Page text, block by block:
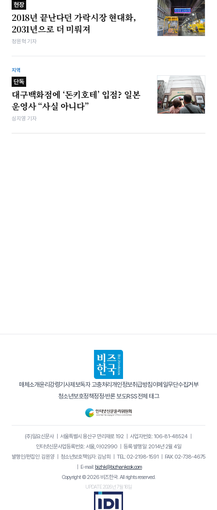
현장
2018년 끝난다던 가락시장 현대화,
2031년으로 더 미뤄져
정원혁 기자
지역
단독
대구백화점에 ‘돈키호테’ 입점? 일본
운영사 “사실 아니다”
심지영 기자
매체소개윤리강령기사제보독자 고충처리 개인정보취급방침이메일무단수집거부
청소년보호정책정정·반론 보도RSS전체 태그
(주)일요신문사｜ 서울특별시 용산구 만리재로 192｜ 사업자번호: 106-81-48524｜
인터넷신문사업등록번호: 서울, 아02990
등록·발행일: 2014년 2월 4일
발행인/편집인: 김원양｜ 청소년보호책임자: 김남희 TEL: 02-2198-1591
FAX: 02-738-4675
E-mail: bizhk@bizhankook.com
Copyright © 2026 비즈한국. All rights reserved.
UPDATE 2026년 7월 16일